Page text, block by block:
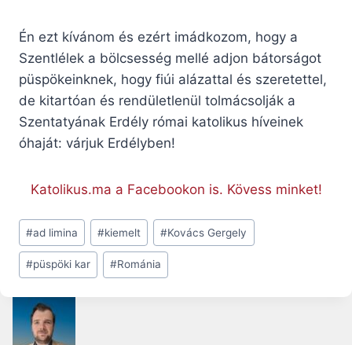
Én ezt kívánom és ezért imádkozom, hogy a
Szentlélek a bölcsesség mellé adjon bátorságot
püspökeinknek, hogy fiúi alázattal és szeretettel,
de kitartóan és rendületlenül tolmácsolják a
Szentatyának Erdély római katolikus híveinek
óhaját: várjuk Erdélyben!
Katolikus.ma a Facebookon is. Kövess minket!
Post
Tags:
#ad limina #kiemelt #Kovács Gergely
#püspöki kar #Románia